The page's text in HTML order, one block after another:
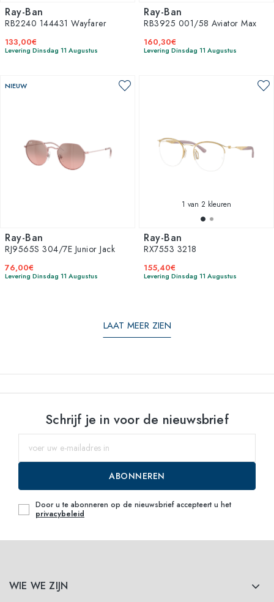
Ray-Ban
RB2240 144431 Wayfarer
133,00€
Levering Dinsdag 11 Augustus
Ray-Ban
RB3925 001/58 Aviator Max
160,30€
Levering Dinsdag 11 Augustus
NIEUW
Ray-Ban
RJ9565S 304/7E Junior Jack
76,00€
Levering Dinsdag 11 Augustus
1 van 2 kleuren
Ray-Ban
RX7553 3218
155,40€
Levering Dinsdag 11 Augustus
LAAT MEER ZIEN
WIE WE ZIJN
Schrijf je in voor de nieuwsbrief
ABONNEREN
Door u te abonneren op de nieuwsbrief accepteert u het
privacybeleid